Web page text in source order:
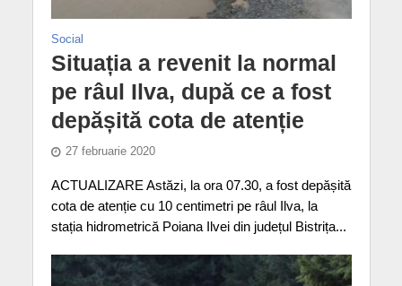
Social
Situația a revenit la normal
pe râul Ilva, după ce a fost
depășită cota de atenție
27 februarie 2020
ACTUALIZARE Astăzi, la ora 07.30, a fost depășită
cota de atenție cu 10 centimetri pe râul Ilva, la
stația hidrometrică Poiana Ilvei din județul Bistrița...